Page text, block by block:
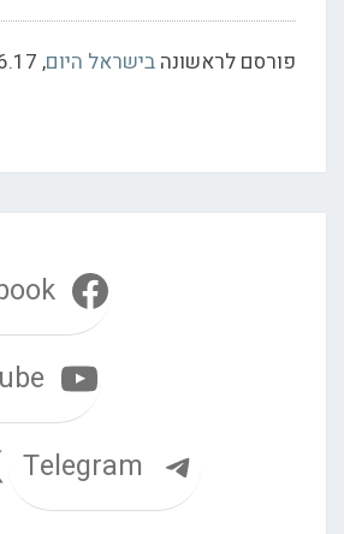
פורסם לראשונה בישראל היום, 9.6.17.
Telegram